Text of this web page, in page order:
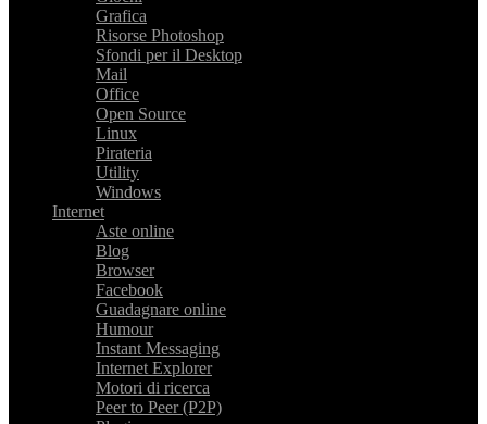
Grafica
Risorse Photoshop
Sfondi per il Desktop
Mail
Office
Open Source
Linux
Pirateria
Utility
Windows
Internet
Aste online
Blog
Browser
Facebook
Guadagnare online
Humour
Instant Messaging
Internet Explorer
Motori di ricerca
Peer to Peer (P2P)